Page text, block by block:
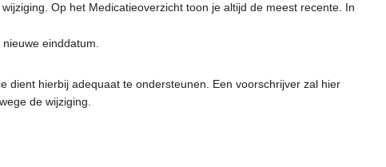
Op het Medicatieoverzicht toon je altijd de meest recente. In
einddatum.
dient hierbij adequaat te ondersteunen. Een voorschrijver zal hier
de wijziging.